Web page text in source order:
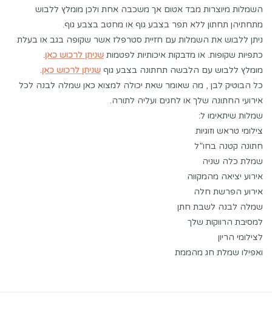
השמלות מיוצרות מבד אטום אך משכבה אחת ולכן מומלץ ללבוש
מתחתיהן תחתון ללא תפר בצבע גוף או מחטב בצבע גוף.
ניתן ללבוש את השמלות עם חזיית סטרפלז אשר שקופה בגב או בעלת
כתפיות שקופות. או מדבקות איכותיות לפטמות שניתן לרכוש כאן.
מומלץ ללבוש עם הלבשה תחתונה בצבע גוף שניתן לרכוש כאן.
כל הבוטיק לבן , מה שאומר שאת יכולה למצוא כאן שמלה לבנה לכל
אירועי החתונה שלך או לחגים ועליה לתורה.
שמלות שיתאימו ל:
צילומי טראש וזוגיות
חתונה קטנה בחו”ל
שמלת כלה שניה
אירוע יציאה מהמקווה
אירוע הפרשת חלה
שמלה לבנה לשבת חתן
למסיבת הרווקות שלך
לצילומי הריון
ואפילו שמלת חג מהממת